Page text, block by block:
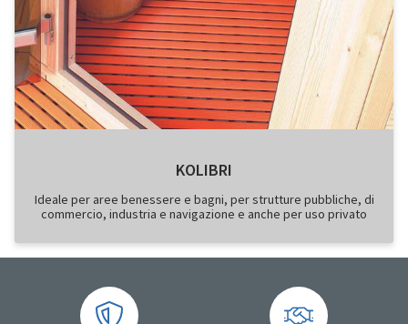
KOLIBRI
Ideale per aree benessere e bagni, per strutture pubbliche, di
commercio, industria e navigazione e anche per uso privato